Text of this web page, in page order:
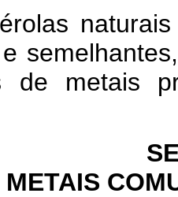
naturais ou
de metais
METAIS